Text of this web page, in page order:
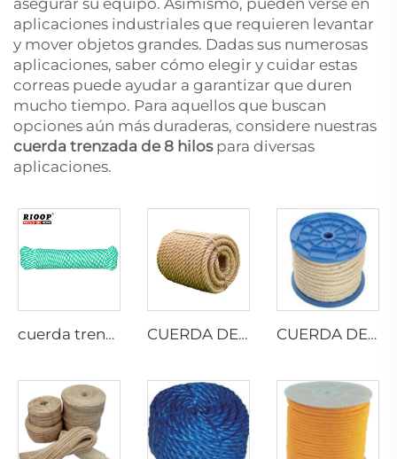
aplicaciones industriales que requieren levantar
y mover objetos grandes. Dadas sus numerosas
aplicaciones, saber cómo elegir y cuidar estas
correas puede ayudar a garantizar que duren
mucho tiempo. Para aquellos que buscan
opciones aún más duraderas, considere nuestras
cuerda trenzada de 8 hilos para diversas
aplicaciones.
cuerda trenzada de 8 hilos CUERDA DE YUTE RETORCIDA CUERDA DE SISAL TRENZADA